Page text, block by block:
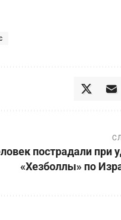
пострадали при
«Хезболлы» по